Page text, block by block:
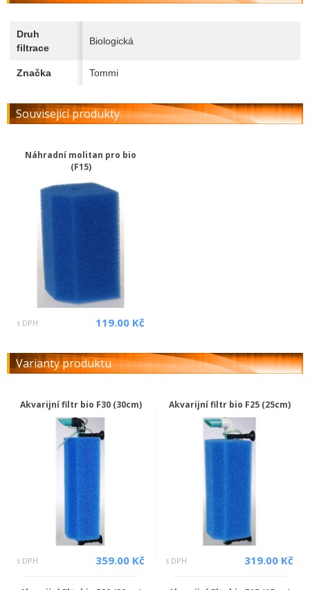
Druh
filtrace
Biologická
Značka Tommi
Související produkty
Náhradní molitan pro bio
(F15)
s DPH 119.00 Kč
Varianty produktu
Akvarijní filtr bio F30 (30cm)
s DPH 359.00 Kč
Akvarijní filtr bio F25 (25cm)
s DPH 319.00 Kč